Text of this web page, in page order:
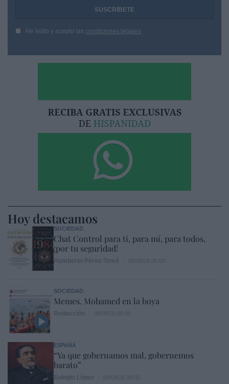
He leído y acepto las condiciones legales
Hoy destacamos
SOCIEDAD
Chat Control para ti, para mí, para todos,
¡por tu seguridad!
SOCIEDAD
Memes. Mohamed en la boya
ESPAÑA
“Ya que gobernamos mal, gobernemos
barato”